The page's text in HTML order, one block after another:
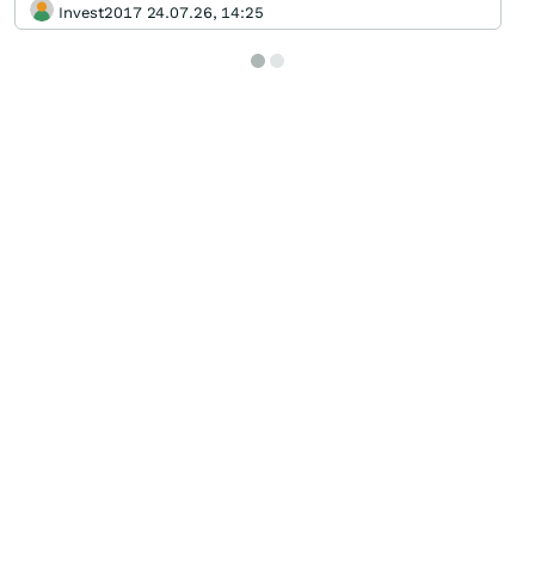
Invest2017 24.07.26, 14:25